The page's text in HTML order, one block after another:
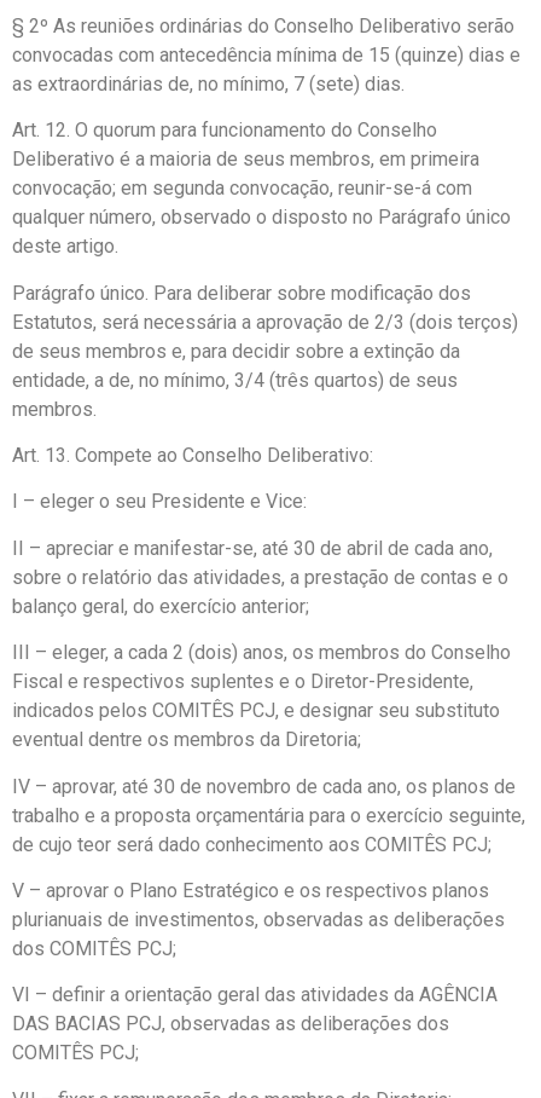
§ 2º As reuniões ordinárias do Conselho Deliberativo serão
convocadas com antecedência mínima de 15 (quinze) dias e
as extraordinárias de, no mínimo, 7 (sete) dias.
Art. 12. O quorum para funcionamento do Conselho
Deliberativo é a maioria de seus membros, em primeira
convocação; em segunda convocação, reunir-se-á com
qualquer número, observado o disposto no Parágrafo único
deste artigo.
Parágrafo único. Para deliberar sobre modificação dos
Estatutos, será necessária a aprovação de 2/3 (dois terços)
de seus membros e, para decidir sobre a extinção da
entidade, a de, no mínimo, 3/4 (três quartos) de seus
membros.
Art. 13. Compete ao Conselho Deliberativo:
I – eleger o seu Presidente e Vice:
II – apreciar e manifestar-se, até 30 de abril de cada ano,
sobre o relatório das atividades, a prestação de contas e o
balanço geral, do exercício anterior;
III – eleger, a cada 2 (dois) anos, os membros do Conselho
Fiscal e respectivos suplentes e o Diretor-Presidente,
indicados pelos COMITÊS PCJ, e designar seu substituto
eventual dentre os membros da Diretoria;
IV – aprovar, até 30 de novembro de cada ano, os planos de
trabalho e a proposta orçamentária para o exercício seguinte,
de cujo teor será dado conhecimento aos COMITÊS PCJ;
V – aprovar o Plano Estratégico e os respectivos planos
plurianuais de investimentos, observadas as deliberações
dos COMITÊS PCJ;
VI – definir a orientação geral das atividades da AGÊNCIA
DAS BACIAS PCJ, observadas as deliberações dos
COMITÊS PCJ;